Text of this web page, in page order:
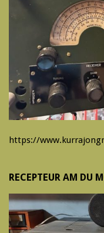
https://
RECEPTEUR AM DU